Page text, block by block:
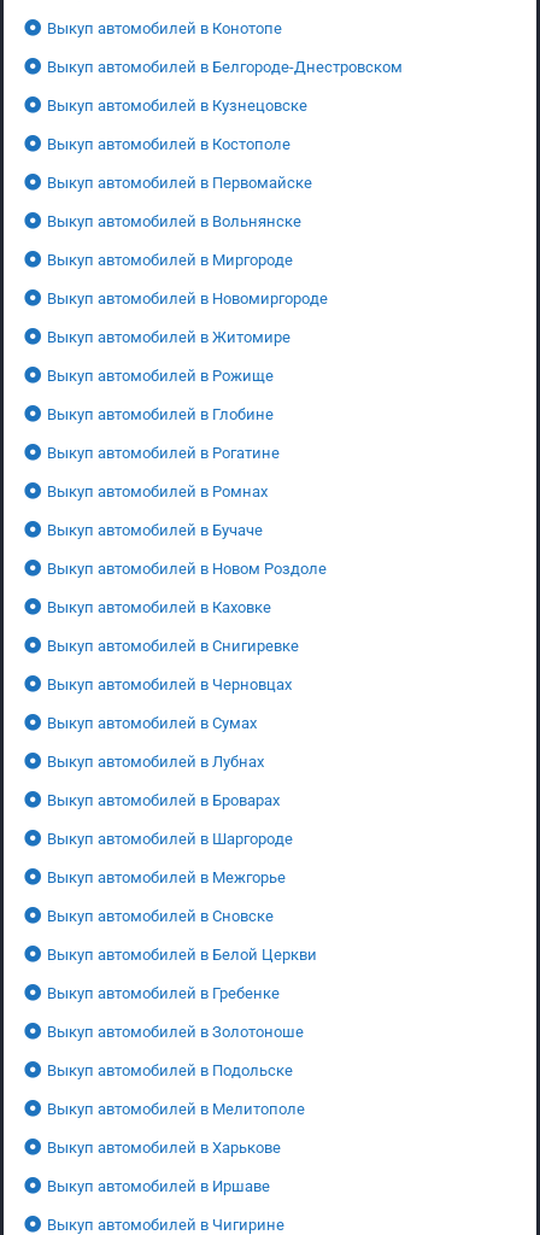
Выкуп автомобилей в Конотопе
Выкуп автомобилей в Белгороде-Днестровском
Выкуп автомобилей в Кузнецовске
Выкуп автомобилей в Костополе
Выкуп автомобилей в Первомайске
Выкуп автомобилей в Вольнянске
Выкуп автомобилей в Миргороде
Выкуп автомобилей в Новомиргороде
Выкуп автомобилей в Житомире
Выкуп автомобилей в Рожище
Выкуп автомобилей в Глобине
Выкуп автомобилей в Рогатине
Выкуп автомобилей в Ромнах
Выкуп автомобилей в Бучаче
Выкуп автомобилей в Новом Роздоле
Выкуп автомобилей в Каховке
Выкуп автомобилей в Снигиревке
Выкуп автомобилей в Черновцах
Выкуп автомобилей в Сумах
Выкуп автомобилей в Лубнах
Выкуп автомобилей в Броварах
Выкуп автомобилей в Шаргороде
Выкуп автомобилей в Межгорье
Выкуп автомобилей в Сновске
Выкуп автомобилей в Белой Церкви
Выкуп автомобилей в Гребенке
Выкуп автомобилей в Золотоноше
Выкуп автомобилей в Подольске
Выкуп автомобилей в Мелитополе
Выкуп автомобилей в Харькове
Выкуп автомобилей в Иршаве
Выкуп автомобилей в Чигирине